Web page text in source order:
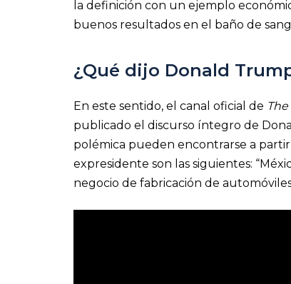
la definición con un ejemplo
buenos resultados en el baño de
¿Qué dijo Donald
En este sentido, el canal oficial de
publicado el discurso íntegro de
polémica pueden encontrarse a
expresidente son las siguientes:
negocio de fabricación de